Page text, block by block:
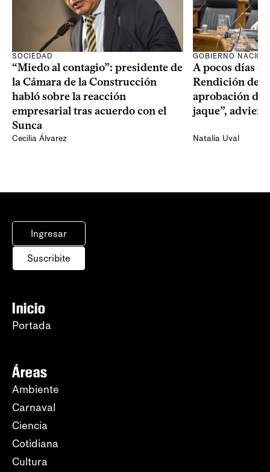
SOCIEDAD
“Miedo al contagio”: presidente de
la Cámara de la Construcción
habló sobre la reacción
empresarial tras acuerdo con el
Sunca
Cecilia Álvarez
GOBIERNO
A pocos días
Rendición de
aprobación del
jaque”,
Natalia Uval
Ingresar
Suscribite
Inicio
Portada
Áreas
Ambiente
Carnaval
Ciencia
Cotidiana
Cultura